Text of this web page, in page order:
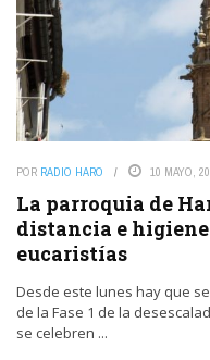
POR RADIO HARO 10 MAYO,
La parroquia de
distancia e
eucaristías
Desde este lunes hay que
de la Fase 1 de la
se celebren ...